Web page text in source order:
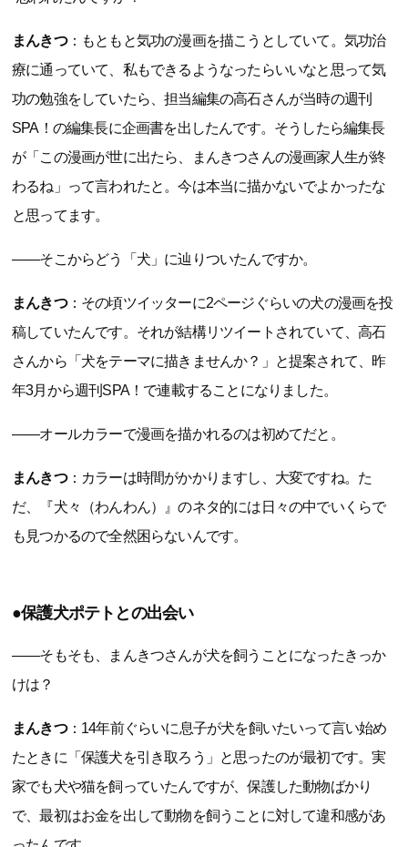
まんきつ：もともと気功の漫画を描こうとしていて。気功治
療に通っていて、私もできるようなったらいいなと思って気
功の勉強をしていたら、担当編集の高石さんが当時の週刊
SPA！の編集長に企画書を出したんです。そうしたら編集長
が「この漫画が世に出たら、まんきつさんの漫画家人生が終
わるね」って言われたと。今は本当に描かないでよかったな
と思ってます。
――そこからどう「犬」に辿りついたんですか。
まんきつ：その頃ツイッターに2ページぐらいの犬の漫画を投
稿していたんです。それが結構リツイートされていて、高石
さんから「犬をテーマに描きませんか？」と提案されて、昨
年3月から週刊SPA！で連載することになりました。
――オールカラーで漫画を描かれるのは初めてだと。
まんきつ：カラーは時間がかかりますし、大変ですね。た
だ、『犬々（わんわん）』のネタ的には日々の中でいくらで
も見つかるので全然困らないんです。
●保護犬ポテトとの出会い
――そもそも、まんきつさんが犬を飼うことになったきっか
けは？
まんきつ：14年前ぐらいに息子が犬を飼いたいって言い始め
たときに「保護犬を引き取ろう」と思ったのが最初です。実
家でも犬や猫を飼っていたんですが、保護した動物ばかり
で、最初はお金を出して動物を飼うことに対して違和感があ